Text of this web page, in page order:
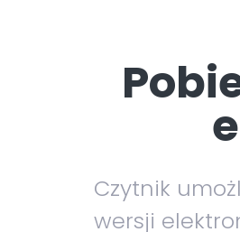
Czytnik
wersji